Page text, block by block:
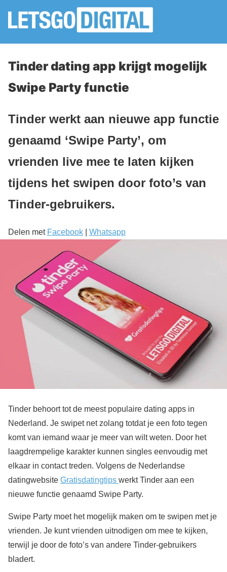
Tinder dating app krijgt mogelijk
Swipe Party functie
Tinder werkt aan nieuwe app functie
genaamd ‘Swipe Party’, om
vrienden live mee te laten kijken
tijdens het swipen door foto’s van
Tinder-gebruikers.
Delen met Facebook Whatsapp
Tinder behoort tot de meest populaire dating apps in
Nederland. Je swipet net zolang totdat je een foto tegen
komt van iemand waar je meer van wilt weten. Door het
laagdrempelige karakter kunnen singles eenvoudig met
elkaar in contact treden. Volgens de Nederlandse
datingwebsite Gratisdatingtips werkt Tinder aan een
nieuwe functie genaamd Swipe Party.
Swipe Party moet het mogelijk maken om te swipen met je
vrienden. Je kunt vrienden uitnodigen om mee te kijken,
terwijl je door de foto’s van andere Tinder-gebruikers
bladert.